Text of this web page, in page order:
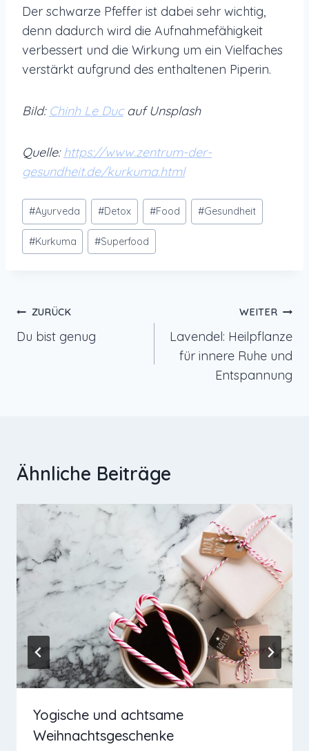
Der schwarze Pfeffer ist dabei sehr wichtig,
denn dadurch wird die Aufnahmefähigkeit
verbessert und die Wirkung um ein Vielfaches
verstärkt aufgrund des enthaltenen Piperin.
Bild: Chinh Le Ducauf Unsplash
Quelle:https://www.zentrum-der-
gesundheit.de/kurkuma.html
Schlagworte:
#Ayurveda #Detox #Food #Gesundheit
#Kurkuma #Superfood
Beitragsnavigation
ZURÜCK
Du bist genug
WEITER
Lavendel: Heilpflanze
für innere Ruhe und
Entspannung
Ähnliche Beiträge
Yogische und achtsame
Weihnachtsgeschenke